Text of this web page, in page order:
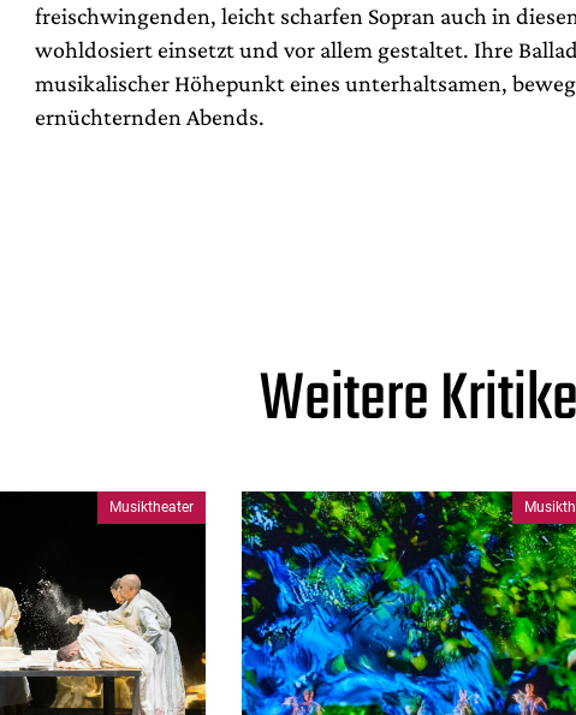
freischwingenden, leicht scharfen Sopran auch in
wohldosiert einsetzt und vor allem gestaltet. Ihre
musikalischer Höhepunkt eines unterhaltsamen,
ernüchternden Abends.
Weitere
Musiktheater